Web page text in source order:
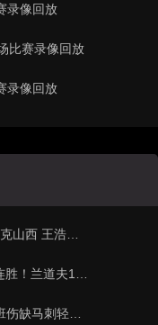
录像回放
比赛录像回放
录像回放
凯尔·约翰逊伤退
庞峥麟18+5
者 福克斯25+5+7